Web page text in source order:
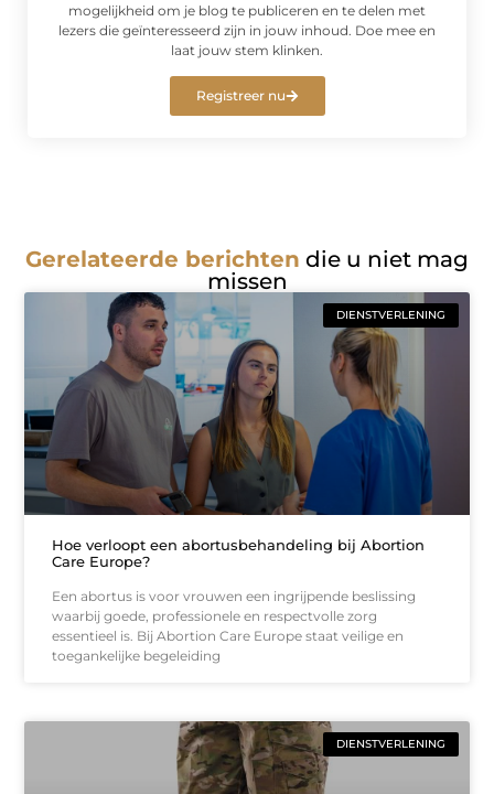
mogelijkheid om je blog te publiceren en te delen met
lezers die geïnteresseerd zijn in jouw inhoud. Doe mee en
laat jouw stem klinken.
Registreer nu
Gerelateerde berichten die u niet mag
missen
DIENSTVERLENING
Hoe verloopt een abortusbehandeling bij Abortion
Care Europe?
Een abortus is voor vrouwen een ingrijpende beslissing
waarbij goede, professionele en respectvolle zorg
essentieel is. Bij Abortion Care Europe staat veilige en
toegankelijke begeleiding
DIENSTVERLENING